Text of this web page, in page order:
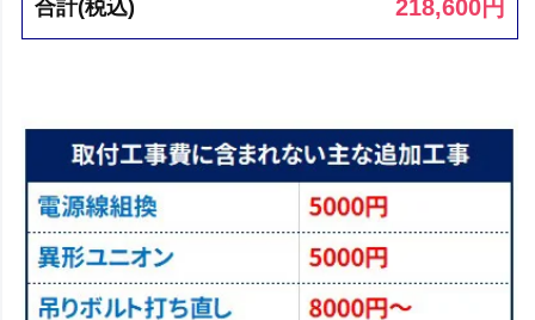
合計(税込) 218,600円